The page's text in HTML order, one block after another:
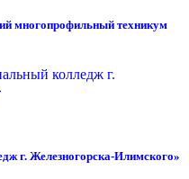
многопрофильный техникум
г. Железногорска-Илимского»